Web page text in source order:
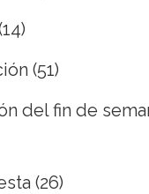
(51)
del fin de
(26)